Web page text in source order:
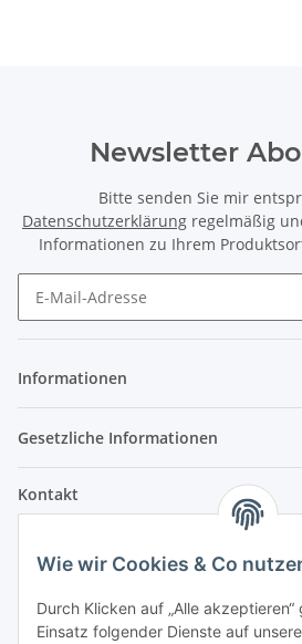
Newsletter
Bitte senden Sie mir
Datenschutzerklärung regelmäßig
Informationen zu Ihrem
Informationen
Gesetzliche Informationen
Kontakt
Im Weiherfeld 10
Montag bis Freitag
Wie wir Cookies & Co
Durch Klicken auf „Alle
Einsatz folgender Dienste auf